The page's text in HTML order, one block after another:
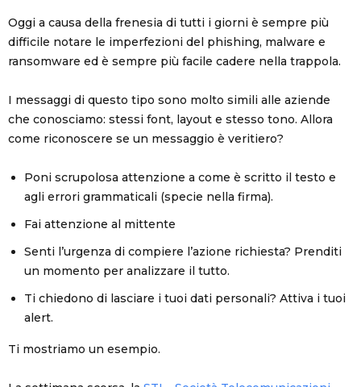
Oggi a causa della frenesia di tutti i giorni è sempre più
difficile notare le imperfezioni del phishing, malware e
ransomware ed è sempre più facile cadere nella trappola.
I messaggi di questo tipo sono molto simili alle aziende
che conosciamo: stessi font, layout e stesso tono. Allora
come riconoscere se un messaggio è veritiero?
Poni scrupolosa attenzione a come è scritto il testo e
agli errori grammaticali (specie nella firma).
Fai attenzione al mittente
Senti l’urgenza di compiere l’azione richiesta? Prenditi
un momento per analizzare il tutto.
Ti chiedono di lasciare i tuoi dati personali? Attiva i tuoi
alert.
Ti mostriamo un esempio.